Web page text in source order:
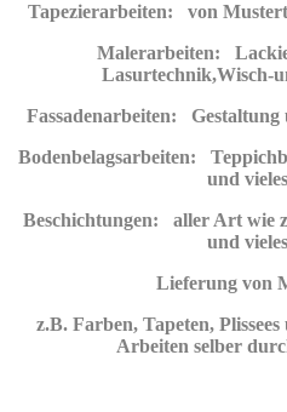
Tapezierarbeiten: von
Malerarbeiten:
Lasurtechnik,Wisch-
Fassadenarbeiten: Gestaltung
Bodenbelagsarbeiten:
und
Beschichtungen: aller Art wie
und
Lieferung von
z.B. Farben, Tapeten,
Arbeiten selber